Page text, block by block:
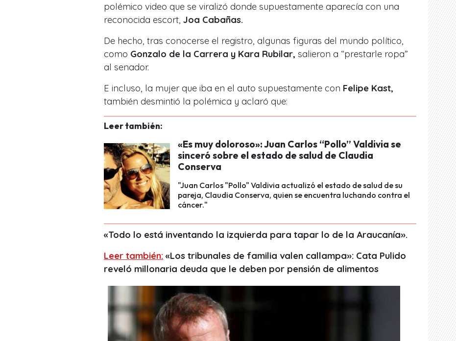
polémico video que se viralizó donde supuestamente aparecía con una
reconocida escort, Joa Cabañas.
De hecho, tras conocerse el registro, algunas figuras del mundo político,
como Gonzalo de la Carrera y Kara Rubilar, salieron a “prestarle ropa”
al senador.
E incluso, la mujer que iba en el auto supuestamente con Felipe Kast,
también desmintió la polémica y aclaró que:
Leer también:
«Es muy doloroso»: Juan Carlos “Pollo” Valdivia se
sinceró sobre el estado de salud de Claudia
Conserva
"Juan Carlos "Pollo" Valdivia actualizó el estado de salud de su
pareja, Claudia Conserva, quien se encuentra luchando contra el
cáncer."
«Todo lo está inventando la izquierda para tapar lo de la Araucanía».
Leer también: «Los tribunales de familia valen callampa»: Cata Pulido
reveló millonaria deuda que le deben por pensión de alimentos